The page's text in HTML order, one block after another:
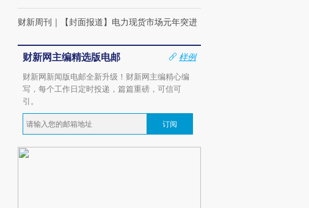
财新周刊 ｜ 【封面报道】电力现货市场元年突进
财新网主编精选版电邮
样例
财新网新闻版电邮全新升级！财新网主编精心编
写，每个工作日定时投递，篇篇重磅，可信可
引。
订阅